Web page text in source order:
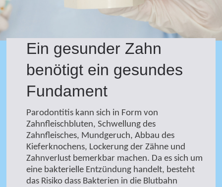
Ein gesunder Zahn
benötigt ein gesundes
Fundament
Parodontitis kann sich in Form von
Zahnfleischbluten, Schwellung des
Zahnfleisches, Mundgeruch, Abbau des
Kieferknochens, Lockerung der Zähne und
Zahnverlust bemerkbar machen. Da es sich um
eine bakterielle Entzündung handelt, besteht
das Risiko dass Bakterien in die Blutbahn